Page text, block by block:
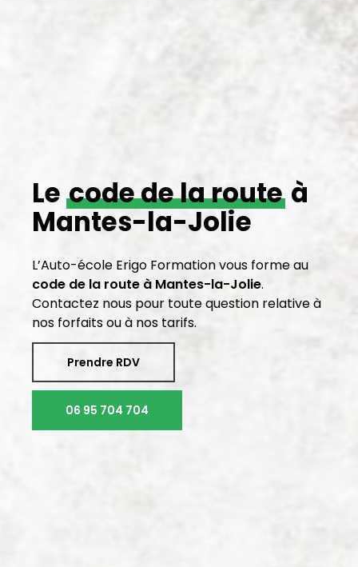
Lecode de la route à
Mantes-la-Jolie
L’Auto-école Erigo Formation vous forme au
code de la route à Mantes-la-Jolie.
Contactez nous pour toute question relative à
nos forfaits ou à nos tarifs.
Prendre RDV
06 95 704 704